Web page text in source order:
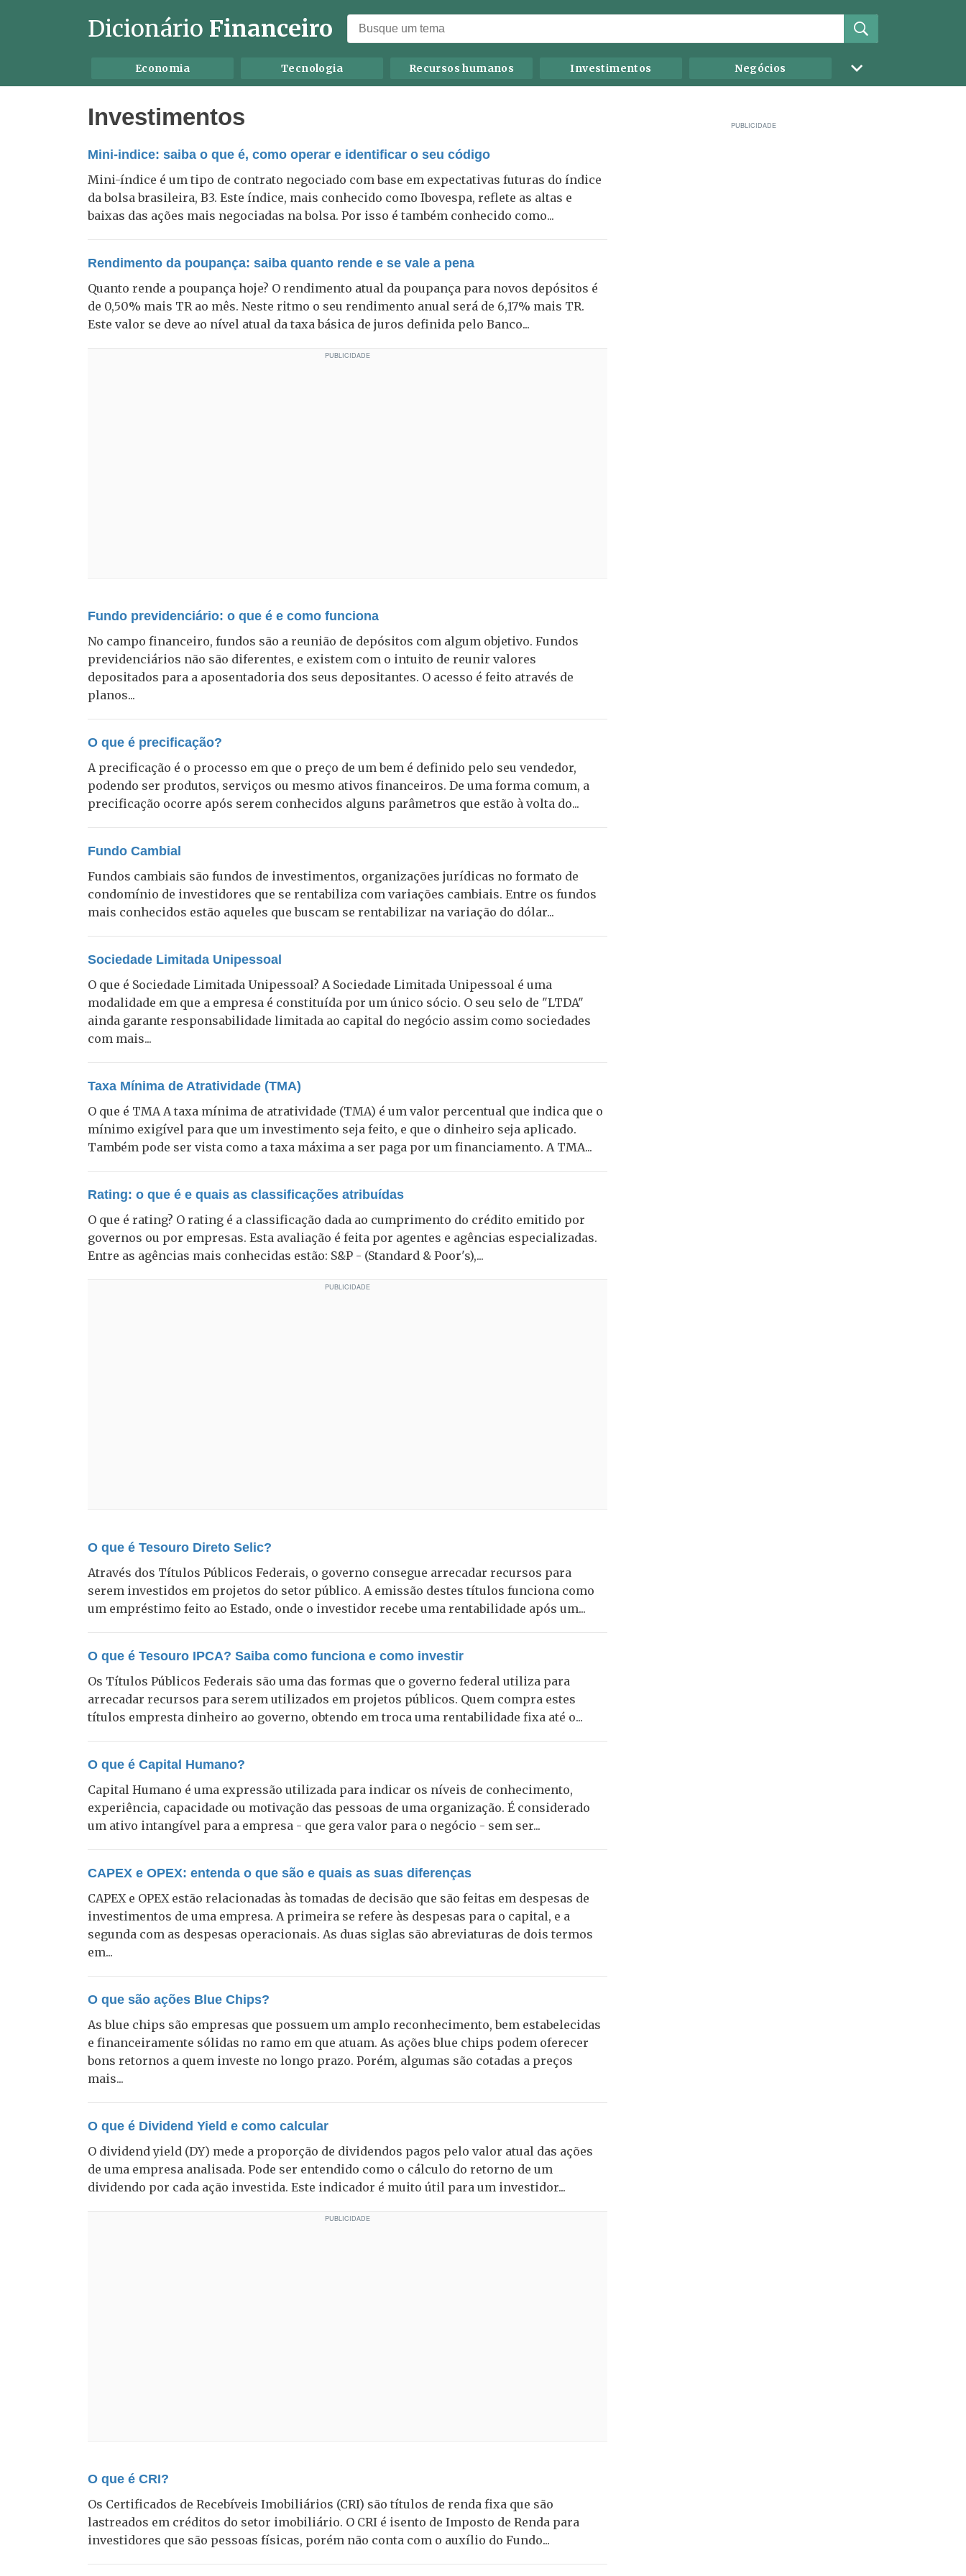
Dicionário Financeiro
Economia Tecnologia Recursos humanos Investimentos Negócios
Investimentos
Mini-indice: saiba o que é, como operar e identificar o seu código
Mini-índice é um tipo de contrato negociado com base em expectativas futuras do índice
da bolsa brasileira, B3. Este índice, mais conhecido como Ibovespa, reflete as altas e
baixas das ações mais negociadas na bolsa. Por isso é também conhecido como...
Rendimento da poupança: saiba quanto rende e se vale a pena
Quanto rende a poupança hoje? O rendimento atual da poupança para novos depósitos é
de 0,50% mais TR ao mês. Neste ritmo o seu rendimento anual será de 6,17% mais TR.
Este valor se deve ao nível atual da taxa básica de juros definida pelo Banco...
Fundo previdenciário: o que é e como funciona
No campo financeiro, fundos são a reunião de depósitos com algum objetivo. Fundos
previdenciários não são diferentes, e existem com o intuito de reunir valores
depositados para a aposentadoria dos seus depositantes. O acesso é feito através de
planos...
O que é precificação?
A precificação é o processo em que o preço de um bem é definido pelo seu vendedor,
podendo ser produtos, serviços ou mesmo ativos financeiros. De uma forma comum, a
precificação ocorre após serem conhecidos alguns parâmetros que estão à volta do...
Fundo Cambial
Fundos cambiais são fundos de investimentos, organizações jurídicas no formato de
condomínio de investidores que se rentabiliza com variações cambiais. Entre os fundos
mais conhecidos estão aqueles que buscam se rentabilizar na variação do dólar...
Sociedade Limitada Unipessoal
O que é Sociedade Limitada Unipessoal? A Sociedade Limitada Unipessoal é uma
modalidade em que a empresa é constituída por um único sócio. O seu selo de "LTDA"
ainda garante responsabilidade limitada ao capital do negócio assim como sociedades
com mais...
Taxa Mínima de Atratividade (TMA)
O que é TMA A taxa mínima de atratividade (TMA) é um valor percentual que indica que o
mínimo exigível para que um investimento seja feito, e que o dinheiro seja aplicado.
Também pode ser vista como a taxa máxima a ser paga por um financiamento. A TMA...
Rating: o que é e quais as classificações atribuídas
O que é rating? O rating é a classificação dada ao cumprimento do crédito emitido por
governos ou por empresas. Esta avaliação é feita por agentes e agências especializadas.
Entre as agências mais conhecidas estão: S&P - (Standard & Poor's),...
O que é Tesouro Direto Selic?
Através dos Títulos Públicos Federais, o governo consegue arrecadar recursos para
serem investidos em projetos do setor público. A emissão destes títulos funciona como
um empréstimo feito ao Estado, onde o investidor recebe uma rentabilidade após um...
O que é Tesouro IPCA? Saiba como funciona e como investir
Os Títulos Públicos Federais são uma das formas que o governo federal utiliza para
arrecadar recursos para serem utilizados em projetos públicos. Quem compra estes
títulos empresta dinheiro ao governo, obtendo em troca uma rentabilidade fixa até o...
O que é Capital Humano?
Capital Humano é uma expressão utilizada para indicar os níveis de conhecimento,
experiência, capacidade ou motivação das pessoas de uma organização. É considerado
um ativo intangível para a empresa - que gera valor para o negócio - sem ser...
CAPEX e OPEX: entenda o que são e quais as suas diferenças
CAPEX e OPEX estão relacionadas às tomadas de decisão que são feitas em despesas de
investimentos de uma empresa. A primeira se refere às despesas para o capital, e a
segunda com as despesas operacionais. As duas siglas são abreviaturas de dois termos
em...
O que são ações Blue Chips?
As blue chips são empresas que possuem um amplo reconhecimento, bem estabelecidas
e financeiramente sólidas no ramo em que atuam. As ações blue chips podem oferecer
bons retornos a quem investe no longo prazo. Porém, algumas são cotadas a preços
mais...
O que é Dividend Yield e como calcular
O dividend yield (DY) mede a proporção de dividendos pagos pelo valor atual das ações
de uma empresa analisada. Pode ser entendido como o cálculo do retorno de um
dividendo por cada ação investida. Este indicador é muito útil para um investidor...
O que é CRI?
Os Certificados de Recebíveis Imobiliários (CRI) são títulos de renda fixa que são
lastreados em créditos do setor imobiliário. O CRI é isento de Imposto de Renda para
investidores que são pessoas físicas, porém não conta com o auxílio do Fundo...